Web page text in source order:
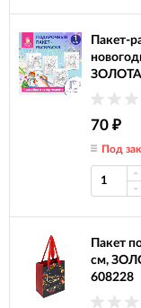
Пакет-
70 ₽
Под
Пакет
см,
608228